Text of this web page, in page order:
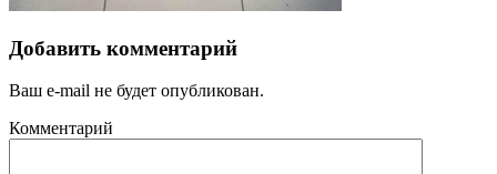
Добавить комментарий
Ваш e-mail не будет опубликован.
Комментарий